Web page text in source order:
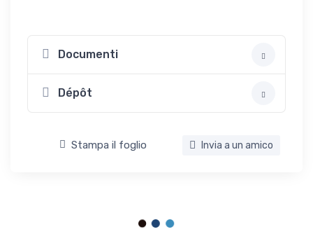
Documenti
Dépôt
Stampa il foglio Invia a un amico